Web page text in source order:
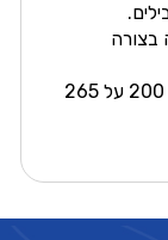
בצורה
צג תצוגה צבעוני 4.7 על 3.5 סמ ברזולוציה 200 על 265